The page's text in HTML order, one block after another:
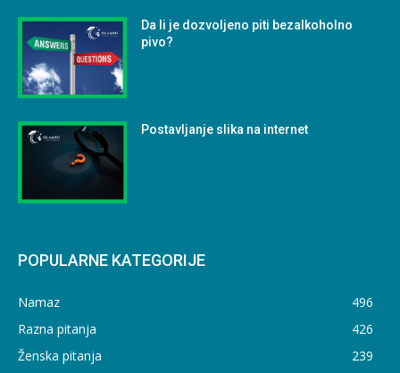
Da li je dozvoljeno piti bezalkoholno
pivo?
Postavljanje slika na internet
POPULARNE KATEGORIJE
Namaz
496
Razna pitanja
426
Ženska pitanja
239